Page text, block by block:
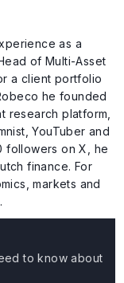
to know about
as a
of Multi-Asset
a client portfolio
he founded
research platform,
YouTuber and
followers on X, he
finance. For
markets and